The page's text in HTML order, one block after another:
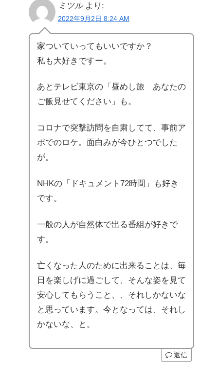
ミツル より:
2022年9月2日 8:24 AM
家ついていってもいいですか？
私も大好きですー。
あとテレビ東京の「昼めし旅 あなたの
ご飯見せてください」も。
コロナで突撃訪問を自粛してて、事前ア
ポでのロケ。面白みが今ひとつでした
が。
NHKの「ドキュメント72時間」も好き
です。
一般の人が自然体で出る番組が好きで
す。
亡くなった人のために出来ることは、毎
日を楽しげに過ごして、そんな姿を見て
安心してもらうこと、、それしかないな
と思っています。今となっては、それし
かないな、と。
返信